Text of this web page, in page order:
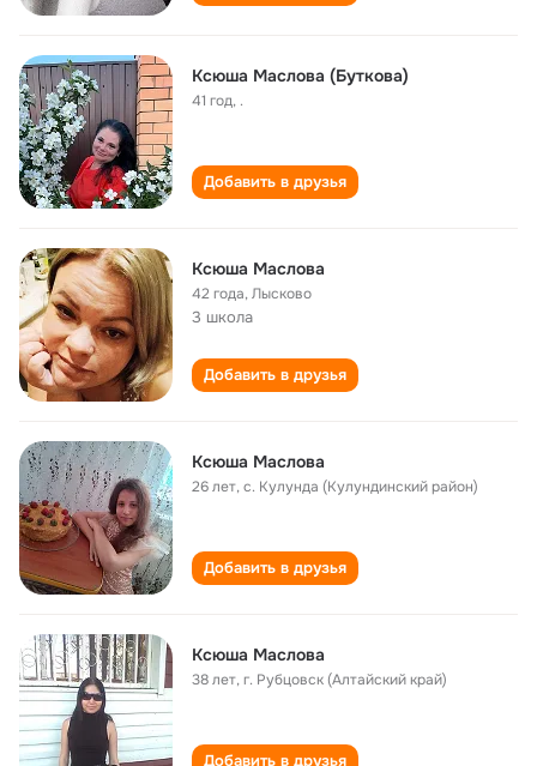
Ксюша Маслова (Буткова)
41 год, .
Добавить в друзья
Ксюша Маслова
42 года,Лысково
3 школа
Добавить в друзья
Ксюша Маслова
26 лет,с. Кулунда (Кулундинский район)
Добавить в друзья
Ксюша Маслова
38 лет,г. Рубцовск (Алтайский край)
Добавить в друзья